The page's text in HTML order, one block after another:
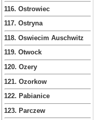
116. Ostrowiec
117. Ostryna
118. Oswiecim Auschwitz
119. Otwock
120. Ozery
121. Ozorkow
122. Pabianice
123. Parczew